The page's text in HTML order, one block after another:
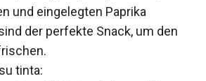
und eingelegten Paprika
der perfekte Snack, um den
tinta: